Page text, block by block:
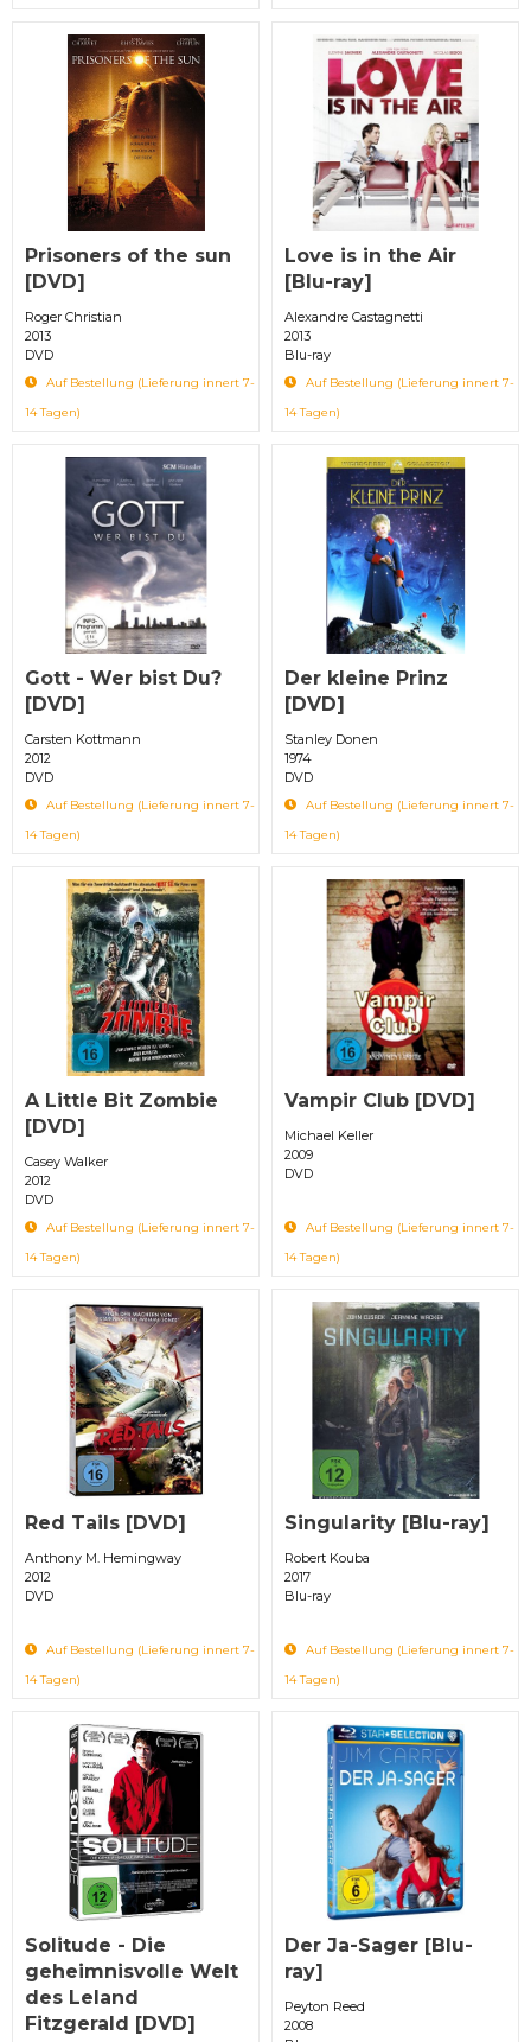
Prisoners of the sun
[DVD]
Roger Christian
2013
DVD
Auf Bestellung (Lieferung innert 7-
14 Tagen)
Love is in the Air
[Blu-ray]
Alexandre Castagnetti
2013
Blu-ray
Auf Bestellung (Lieferung innert 7-
14 Tagen)
Gott - Wer bist Du?
[DVD]
Carsten Kottmann
2012
DVD
Auf Bestellung (Lieferung innert 7-
14 Tagen)
Der kleine Prinz
[DVD]
Stanley Donen
1974
DVD
Auf Bestellung (Lieferung innert 7-
14 Tagen)
A Little Bit Zombie
[DVD]
Casey Walker
2012
DVD
Auf Bestellung (Lieferung innert 7-
14 Tagen)
Vampir Club [DVD]
Michael Keller
2009
DVD
Auf Bestellung (Lieferung innert 7-
14 Tagen)
Red Tails [DVD]
Anthony M. Hemingway
2012
DVD
Auf Bestellung (Lieferung innert 7-
14 Tagen)
Singularity [Blu-ray]
Robert Kouba
2017
Blu-ray
Auf Bestellung (Lieferung innert 7-
14 Tagen)
Solitude - Die
geheimnisvolle Welt
des Leland
Fitzgerald [DVD]
Der Ja-Sager [Blu-
ray]
Peyton Reed
2008